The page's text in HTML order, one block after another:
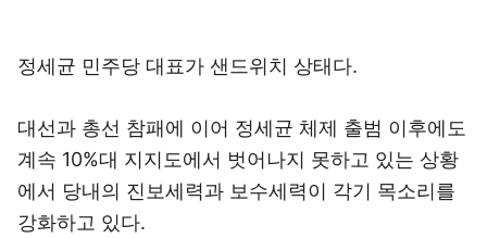
정세균 민주당 대표가 샌드위치 상태다.
대선과 총선 참패에 이어 정세균 체제 출범 이후에도
계속 10%대 지지도에서 벗어나지 못하고 있는 상황
에서 당내의 진보세력과 보수세력이 각기 목소리를
강화하고 있다.